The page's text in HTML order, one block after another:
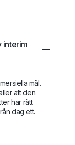
interim
mål.
att den
har rätt
dag ett.